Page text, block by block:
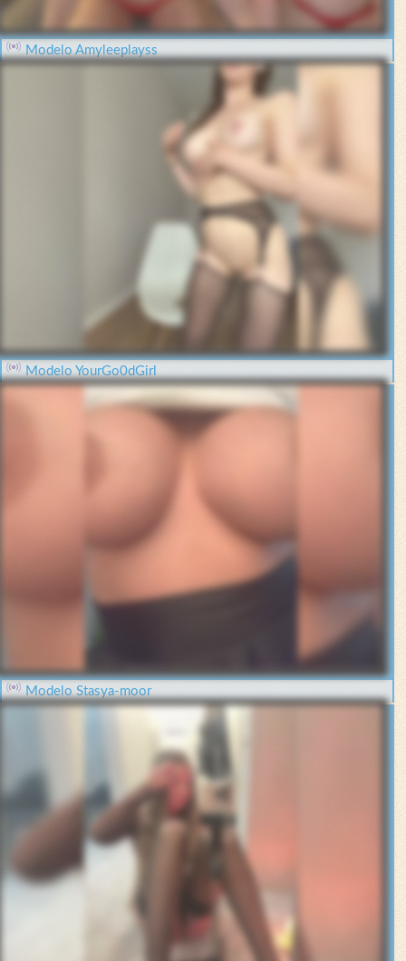
Modelo Amyleeplayss
Modelo YourGo0dGirl
Modelo Stasya-moor